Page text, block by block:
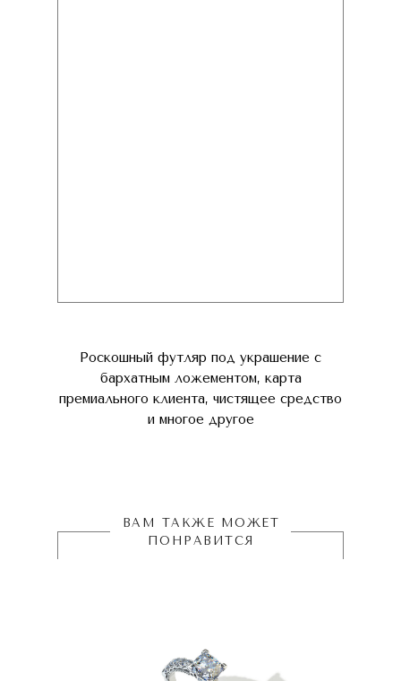
Роскошный футляр под украшение с
бархатным ложементом, карта
премиального клиента, чистящее средство
и многое другое
ВАМ ТАКЖЕ МОЖЕТ
ПОНРАВИТСЯ